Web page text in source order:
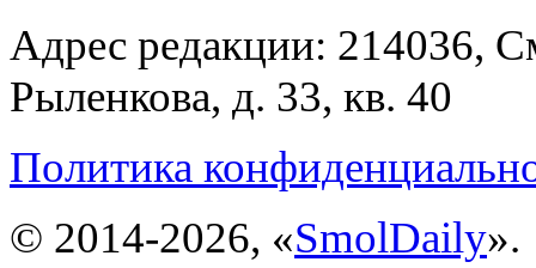
Адрес редакции: 214036,
Рыленкова, д. 33, кв. 40
Политика
© 2014-2026, «SmolDaily».